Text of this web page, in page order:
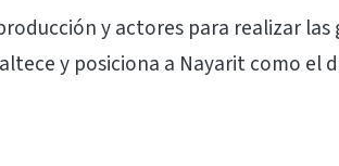
y actores para realizar
y posiciona a Nayarit como el